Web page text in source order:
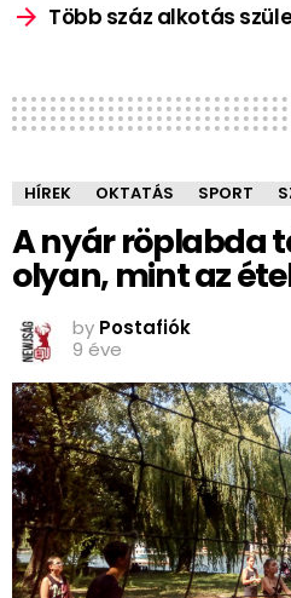
Több száz alkotás
HÍREK OKTATÁS SPORT
A nyár röplabda
olyan, mint az
by Postafiók
9 éve